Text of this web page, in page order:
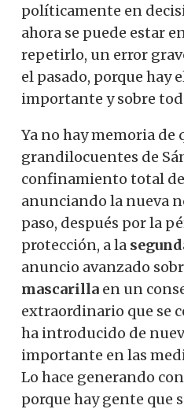
políticamente en
ahora se puede estar
repetirlo, un error
el pasado, porque hay
importante y sobre
Ya no hay memoria de
grandilocuentes de
confinamiento total
anunciando la nueva
paso, después por la
protección, a la
anuncio avanzado
mascarilla en un
extraordinario que se
ha introducido de
importante en las
Lo hace generando
porque hay gente que